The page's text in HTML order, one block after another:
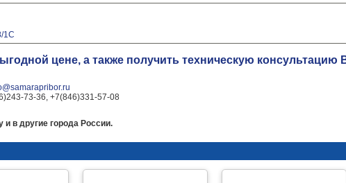
1С
цене, а также получить техническую
73-36, +7(846)331-57-08
в другие города России.